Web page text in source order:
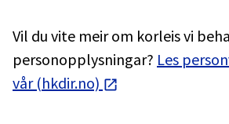
Vil du vite meir om korleis vi
personopplysningar? Les
vår (hkdir.no)